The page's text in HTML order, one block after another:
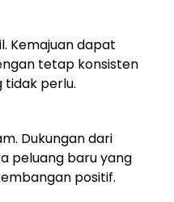
Kemajuan dapat
tetap konsisten
tidak perlu.
Dukungan dari
peluang baru yang
positif.